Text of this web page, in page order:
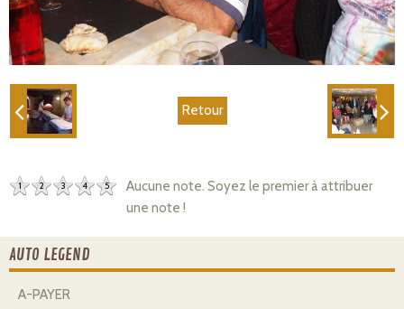
Retour
1 2 3 4 5
Aucune note. Soyez le premier à attribuer
une note !
AUTO LEGEND
A-PAYER